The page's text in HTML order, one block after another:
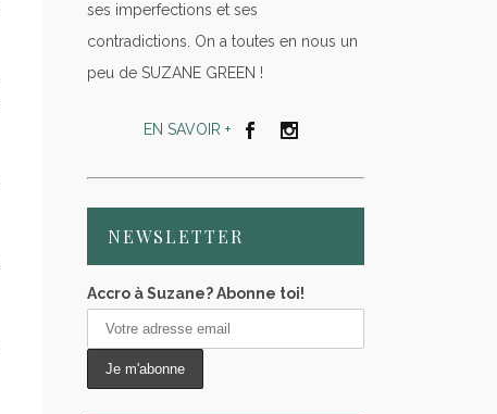
ses imperfections et ses
contradictions. On a toutes en nous un
peu de SUZANE GREEN !
EN SAVOIR +
NEWSLETTER
Accro à Suzane? Abonne toi!